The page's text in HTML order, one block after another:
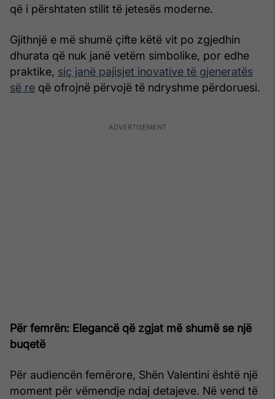
që i përshtaten stilit të jetesës moderne.
Gjithnjë e më shumë çifte këtë vit po zgjedhin
dhurata që nuk janë vetëm simbolike, por edhe
praktike, siç janë pajisjet inovative të gjeneratës
së re që ofrojnë përvojë të ndryshme përdoruesi.
Për femrën: Elegancë që zgjat më shumë se një
buqetë
Për audiencën femërore, Shën Valentini është një
moment për vëmendje ndaj detajeve. Në vend të